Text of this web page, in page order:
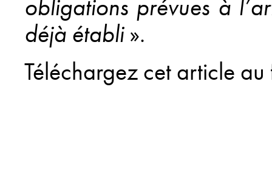
obligations prévues à
déjà établi».
Téléchargez cet article